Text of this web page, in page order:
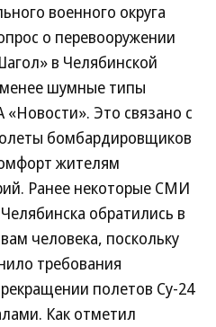
военного округа
о перевооружении
в Челябинской
шумные типы
Это связано с
бомбардировщиков
жителям
Ранее некоторые СМИ
обратились в
человека, поскольку
требования
полетов Су-24
Как отметил